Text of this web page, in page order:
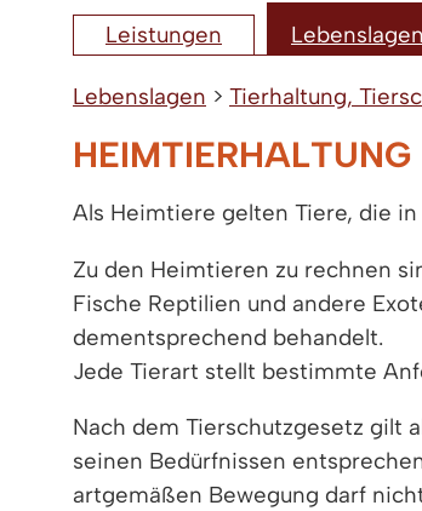
Leistungen Lebenslagen
Lebenslagen > Tierhaltung,
HEIMTIERHALTUNG
Als Heimtiere gelten Tiere, die
Zu den Heimtieren zu rechnen
Fische Reptilien und andere
dementsprechend behandelt.
Jede Tierart stellt bestimmte
Nach dem Tierschutzgesetz gilt
seinen Bedürfnissen
artgemäßen Bewegung darf